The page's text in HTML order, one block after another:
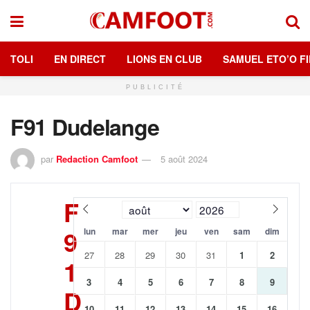
TOLI EN DIRECT LIONS EN CLUB SAMUEL ETO’O
PUBLICITÉ
F91 Dudelange
par Redaction Camfoot 5 août 2024
F
9
1
D
lun mar mer jeu ven sam dim
27 28 29 30 31 1 2
3 4 5 6 7 8 9